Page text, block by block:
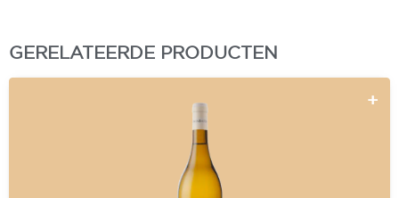
GERELATEERDE PRODUCTEN